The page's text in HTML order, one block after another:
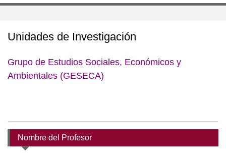
Unidades de Investigación
Grupo de Estudios Sociales, Económicos y
Ambientales (GESECA)
Nombre del Profesor